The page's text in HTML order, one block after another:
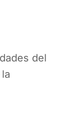
del